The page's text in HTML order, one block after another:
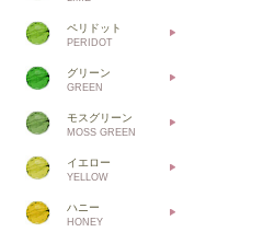
ペリドット
PERIDOT
グリーン
GREEN
モスグリーン
MOSS GREEN
イエロー
YELLOW
ハニー
HONEY